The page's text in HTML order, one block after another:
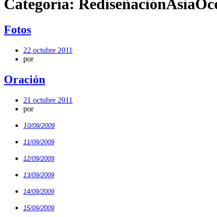
Categoría:
Fotos
22 octubre 2011
por
Oración
21 octubre 2011
por
10/09/2009
11/09/2009
12/09/2009
13/09/2009
14/09/2009
15/09/2009